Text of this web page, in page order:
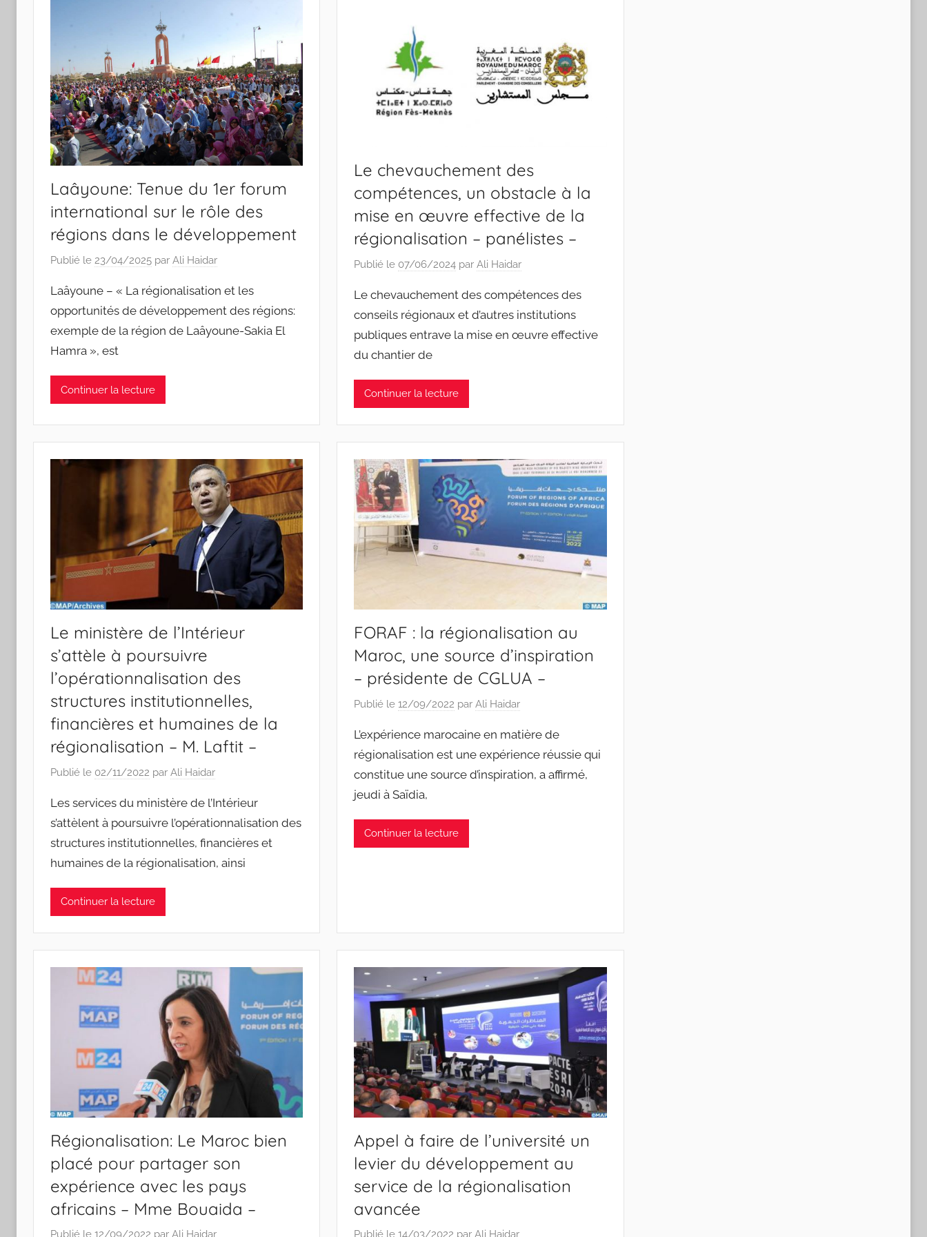
Laâyoune: Tenue du 1er forum
international sur le rôle des
régions dans le développement
Publié le 23/04/2025 par Ali Haidar
Laâyoune – « La régionalisation et les
opportunités de développement des régions:
exemple de la région de Laâyoune-Sakia El
Hamra », est
Continuer la lecture
Le chevauchement des
compétences, un obstacle à la
mise en œuvre effective de la
régionalisation – panélistes –
Publié le 07/06/2024 parAli Haidar
Le chevauchement des compétences des
conseils régionaux et d’autres institutions
publiques entrave la mise en œuvre effective
du chantier de
Continuer la lecture
Le ministère de l’Intérieur
s’attèle à poursuivre
l’opérationnalisation des
structures institutionnelles,
financières et humaines de la
régionalisation – M. Laftit –
Publié le 02/11/2022 par Ali Haidar
Les services du ministère de l’Intérieur
s’attèlent à poursuivre l’opérationnalisation des
structures institutionnelles, financières et
humaines de la régionalisation, ainsi
Continuer la lecture
FORAF : la régionalisation au
Maroc, une source d’inspiration
– présidente de CGLUA –
Publié le12/09/2022 parAli Haidar
L’expérience marocaine en matière de
régionalisation est une expérience réussie qui
constitue une source d’inspiration, a affirmé,
jeudi à Saïdia,
Continuer la lecture
Régionalisation: Le Maroc bien
placé pour partager son
expérience avec les pays
africains – Mme Bouaida –
Appel à faire de l’université un
levier du développement au
service de la régionalisation
avancée